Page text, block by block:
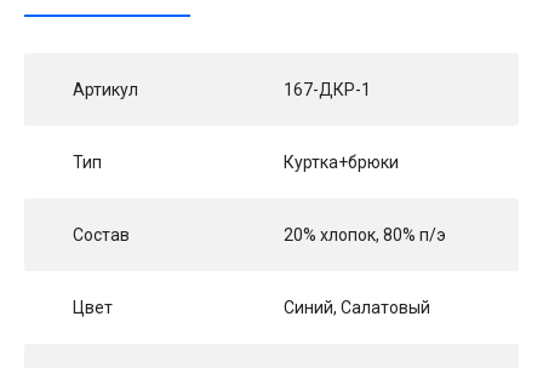
Артикул 167-ДКР-1
Тип Куртка+брюки
Состав 20% хлопок, 80% п/э
Цвет Синий, Салатовый